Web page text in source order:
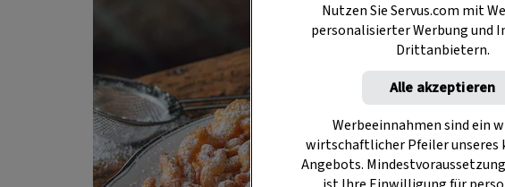
Nutzen Sie Servus.com mit
personalisierter Werbung und
Drittanbietern.
Alle akzeptieren
Werbeeinnahmen sind ein
wirtschaftlicher Pfeiler unseres
Angebots.